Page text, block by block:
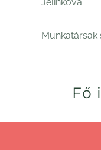
Munkatársak
Fő